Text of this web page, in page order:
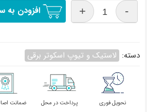
افزودن به
دسته: لاستیک و تیوپ اسکوتر برقی
نحویل فوری پرداخت در محل ضمانت